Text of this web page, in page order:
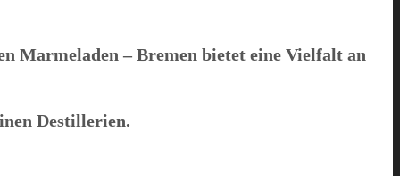
Marmeladen – Bremen bietet eine Vielfalt an
Destillerien.